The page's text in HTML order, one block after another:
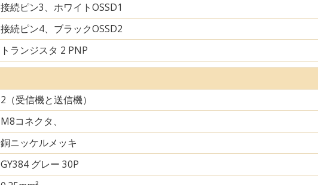
接続ピン3、ホワイトOSSD1
接続ピン4、ブラックOSSD2
トランジスタ 2 PNP
2（受信機と送信機）
M8コネクタ、
銅ニッケルメッキ
GY384 グレー 30P